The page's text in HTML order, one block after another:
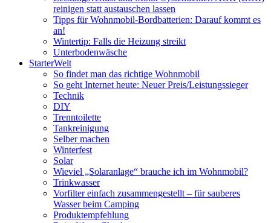
reinigen statt austauschen lassen
Tipps für Wohnmobil-Bordbatterien: Darauf kommt es
an!
Wintertip: Falls die Heizung streikt
Unterbodenwäsche
StarterWelt
So findet man das richtige Wohnmobil
So geht Internet heute: Neuer Preis/Leistungssieger
Technik
DIY
Trenntoilette
Tankreinigung
Selber machen
Winterfest
Solar
Wieviel „Solaranlage“ brauche ich im Wohnmobil?
Trinkwasser
Vorfilter einfach zusammengestellt – für sauberes
Wasser beim Camping
Produktempfehlung